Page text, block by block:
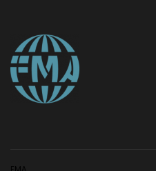
FMA